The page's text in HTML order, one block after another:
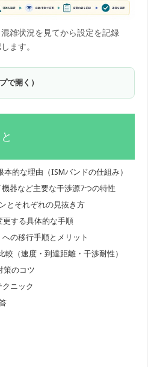
雑状況を見てから設定を記録
ます。
で開く）
本的な理由（ISMバンドの仕組み）
器など主要な干渉源7つの特性
とそれぞれの見抜き方
更する具体的な手順
への移行手順とメリット
較（速度・到達距離・干渉耐性）
策のコツ
ニック